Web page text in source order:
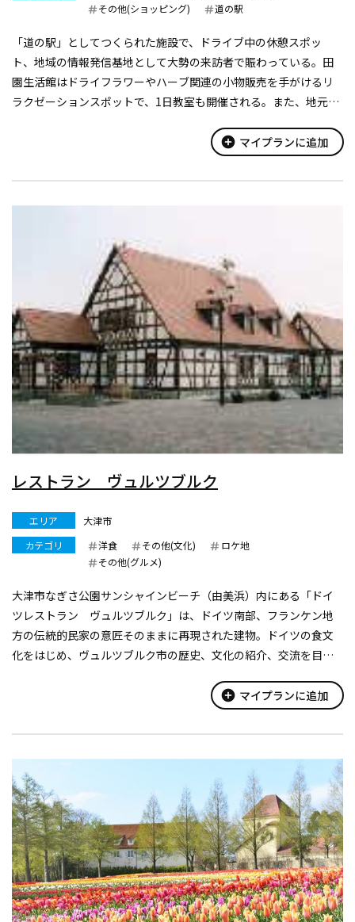
その他(ショッピング)
道の駅
「道の駅」としてつくられた施設で、ドライブ中の休憩スポッ
ト、地域の情報発信基地として大勢の来訪者で賑わっている。田
園生活館はドライフラワーやハーブ関連の小物販売を手がけるリ
ラクゼーションスポットで、1日教室も開催される。また、地元の
add_circle マイプランに追加
レストラン ヴュルツブルク
エリア
大津市
カテゴリ
洋食 その他(文化)
ロケ地
その他(グルメ)
大津市なぎさ公園サンシャインビーチ（由美浜）内にある「ドイ
ツレストラン ヴュルツブルク」は、ドイツ南部、フランケン地
方の伝統的民家の意匠そのままに再現された建物。ドイツの食文
化をはじめ、ヴュルツブルク市の歴史、文化の紹介、交流を目的
add_circle マイプランに追加